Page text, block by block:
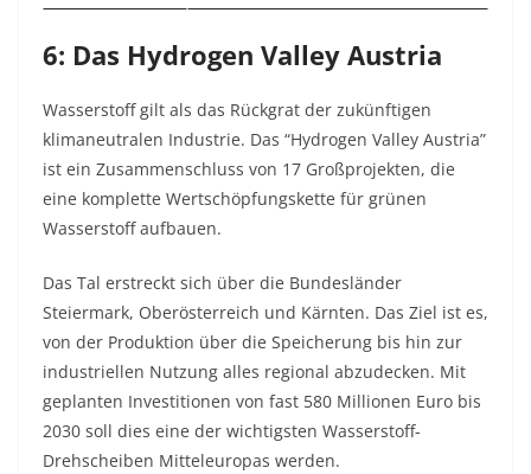
6: Das Hydrogen Valley Austria
Wasserstoff gilt als das Rückgrat der zukünftigen
klimaneutralen Industrie. Das “Hydrogen Valley Austria”
ist ein Zusammenschluss von 17 Großprojekten, die
eine komplette Wertschöpfungskette für grünen
Wasserstoff aufbauen.
Das Tal erstreckt sich über die Bundesländer
Steiermark, Oberösterreich und Kärnten. Das Ziel ist es,
von der Produktion über die Speicherung bis hin zur
industriellen Nutzung alles regional abzudecken. Mit
geplanten Investitionen von fast 580 Millionen Euro bis
2030 soll dies eine der wichtigsten Wasserstoff-
Drehscheiben Mitteleuropas werden.